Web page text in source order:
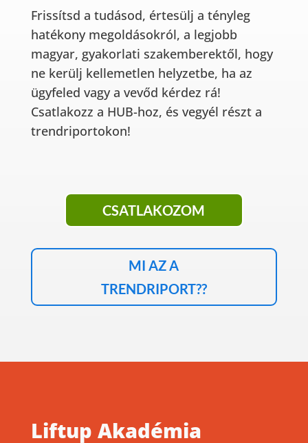
Frissítsd a tudásod, értesülj a tényleg
hatékony megoldásokról, a legjobb
magyar, gyakorlati szakemberektől, hogy
ne kerülj kellemetlen helyzetbe, ha az
ügyfeled vagy a vevőd kérdez rá!
Csatlakozz a HUB-hoz, és vegyél részt a
trendriportokon!
CSATLAKOZOM
MI AZ A
TRENDRIPORT??
Liftup Akadémia